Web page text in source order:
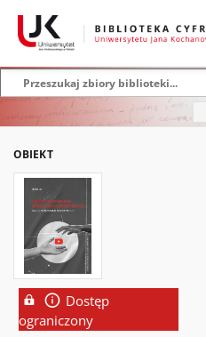
OBIEKT
Dostęp
ograniczony